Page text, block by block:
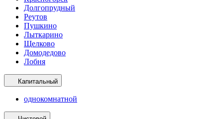
Долгопрудный
Реутов
Пушкино
Лыткарино
Щелково
Домодедово
Лобня
Капитальный
однокомнатной